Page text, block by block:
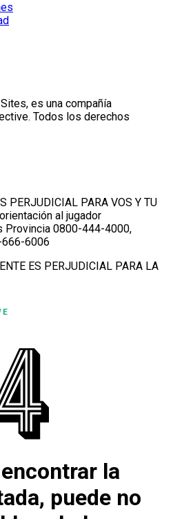
es una compañía
Todos los derechos
PERJUDICIAL PARA VOS Y TU
al jugador
Provincia 0800-444-4000,
666-6006
ES PERJUDICIAL PARA LA
la
puede no